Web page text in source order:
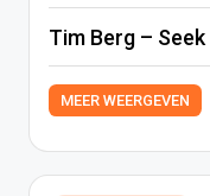
Tim Berg –
MEER WEERGEVEN